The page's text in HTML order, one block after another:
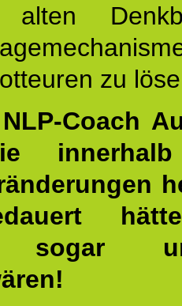
zu
Coach
sogar